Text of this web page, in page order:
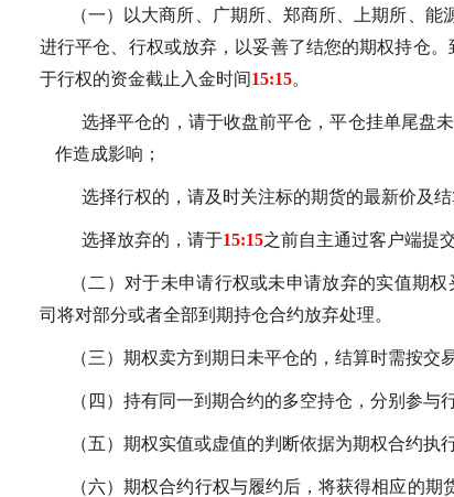
（一）以大商所、广期所、郑商所、上期所、
进行平仓、行权或放弃，以妥善了结您的期权持仓
于行权的资金截止入金时间15:15。
选择平仓的，请于收盘前平仓，平仓挂单尾盘
作造成影响；
选择行权的，请及时关注标的期货的最新价及
选择放弃的，请于15:15之前自主通过客户端提
（二）对于未申请行权或未申请放弃的实值期权
司将对部分或者全部到期持仓合约放弃处理。
（三）期权卖方到期日未平仓的，结算时需按交
（四）持有同一到期合约的多空持仓，分别参与
（五）期权实值或虚值的判断依据为期权合约执
（六）期权合约行权与履约后，将获得相应的